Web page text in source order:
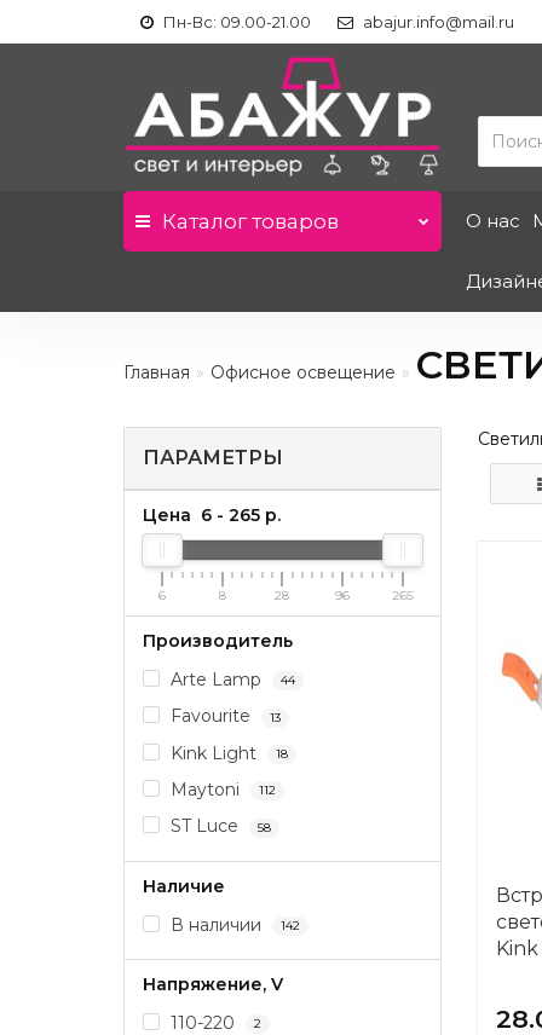
Пн-Вс: 09.00-21.00 abajur.info@mail.ru
Каталогтоваров О нас
Главная Офисное освещение
ПАРАМЕТРЫ
Цена 6 - 265 р.
6 8 28 96 265
Производитель
Arte Lamp
44
Favourite 13
Kink Light 18
Maytoni 112
ST Luce 58
Наличие
В наличии
142
Напряжение, V
110-220
2